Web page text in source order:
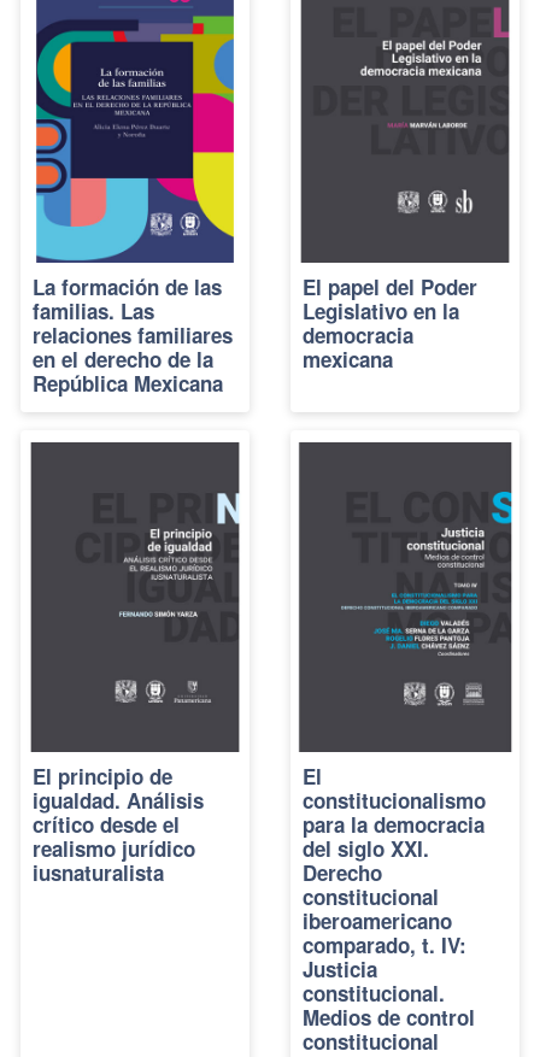
La formación de las
familias. Las
relaciones familiares
en el derecho de la
República Mexicana
El papel del Poder
Legislativo en la
democracia
mexicana
El principio de
igualdad. Análisis
crítico desde el
realismo jurídico
iusnaturalista
El
constitucionalismo
para la democracia
del siglo XXI.
Derecho
constitucional
iberoamericano
comparado, t. IV:
Justicia
constitucional.
Medios de control
constitucional